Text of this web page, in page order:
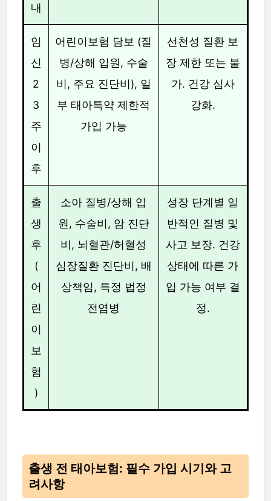
내
임
신
2
3
주
이
후
어린이보험 담보 (질
병/상해 입원, 수술
비, 주요 진단비), 일
부 태아특약 제한적
가입 가능
선천성 질환 보
장 제한 또는 불
가. 건강 심사
강화.
출
생
후
(
어
린
이
보
험
)
소아 질병/상해 입
원, 수술비, 암 진단
비, 뇌혈관/허혈성
심장질환 진단비, 배
상책임, 특정 법정
전염병
성장 단계별 일
반적인 질병 및
사고 보장. 건강
상태에 따른 가
입 가능 여부 결
정.
출생 전 태아보험: 필수 가입 시기와 고
려사항